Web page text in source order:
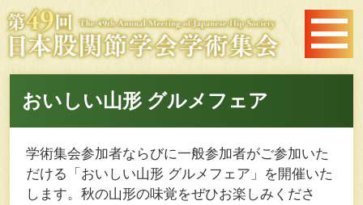
おいしい山形 グルメフェア
学術集会参加者ならびに一般参加者がご参加いた
だける「おいしい山形 グルメフェア」を開催いた
します。秋の山形の味覚をぜひお楽しみくださ